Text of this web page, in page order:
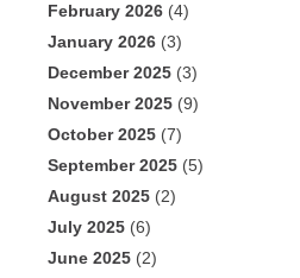
February 2026 (4)
January 2026 (3)
December 2025 (3)
November 2025 (9)
October 2025 (7)
September 2025 (5)
August 2025 (2)
July 2025 (6)
June 2025 (2)